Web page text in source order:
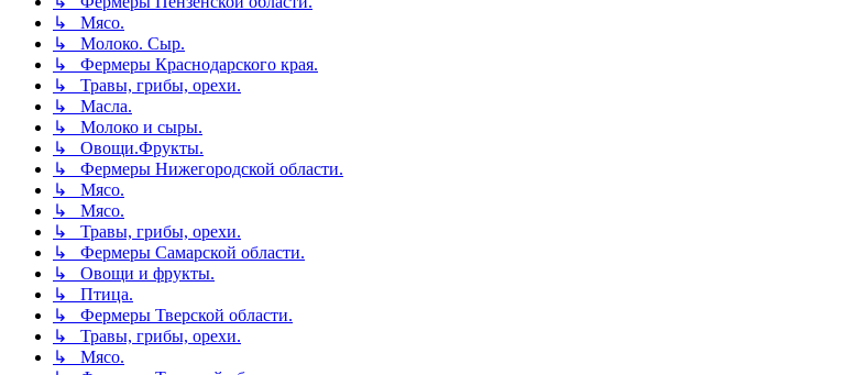
↳ Мясо.
↳ Молоко. Сыр.
↳ Фермеры Краснодарского края.
↳ Травы, грибы, орехи.
↳ Масла.
↳ Молоко и сыры.
↳ Овощи.Фрукты.
↳ Фермеры Нижегородской области.
↳ Мясо.
↳ Мясо.
↳ Травы, грибы, орехи.
↳ Фермеры Самарской области.
↳ Овощи и фрукты.
↳ Птица.
↳ Фермеры Тверской области.
↳ Травы, грибы, орехи.
↳ Мясо.